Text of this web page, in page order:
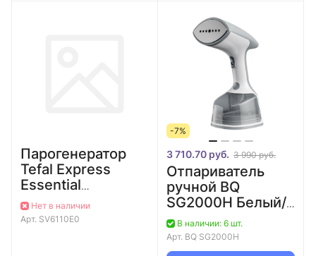
Парогенератор
Tefal Express
Essential
SV6110E0
бордовый
Нет в наличии
Арт. SV6110E0
-7%
3 710.70 руб. 3 990 руб.
Отпариватель
ручной BQ
SG2000H Белый/
Серый
В наличии: 6 шт.
Арт. BQ SG2000H